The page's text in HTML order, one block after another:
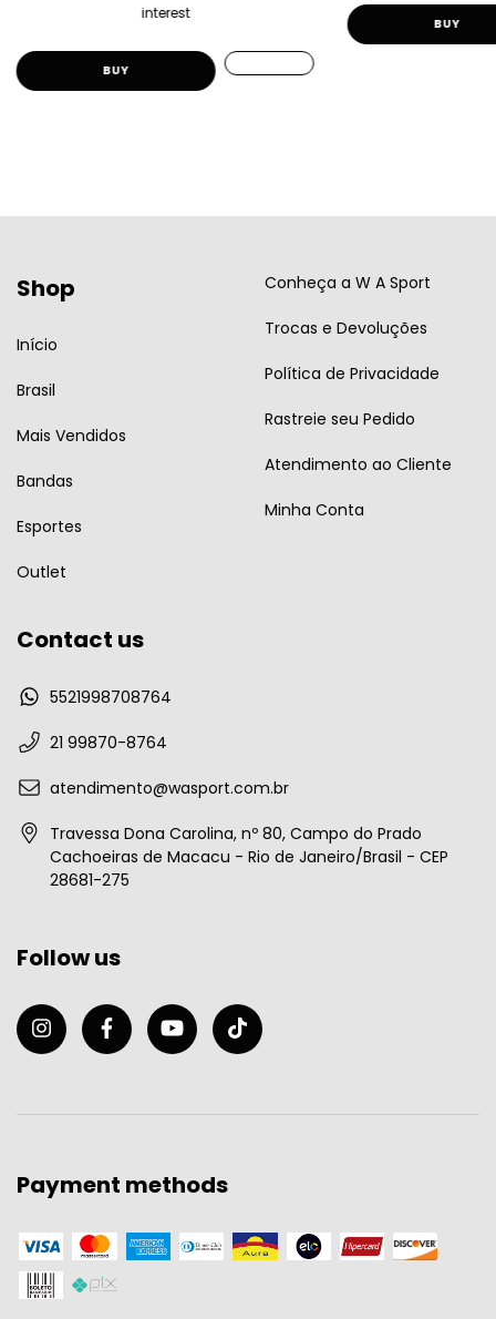
interest
BUY
Shop
Início
Brasil
Mais Vendidos
Bandas
Esportes
Outlet
Conheça a W A Sport
Trocas e Devoluções
Política de Privacidade
Rastreie seu Pedido
Atendimento ao Cliente
Minha Conta
Contact us
5521998708764
21 99870-8764
atendimento@wasport.com.br
Travessa Dona Carolina, nº 80, Campo do Prado
Cachoeiras de Macacu - Rio de Janeiro/Brasil - CEP
28681-275
Follow us
Payment methods